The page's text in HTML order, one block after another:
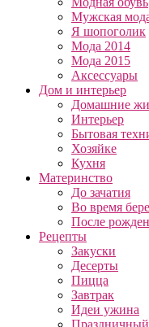
Мужская
Я шопоголик
Мода 2014
Мода 2015
Аксессуары
Дом и интерьер
Домашние
Интерьер
Бытовая
Хозяйке
Кухня
Материнство
До зачатия
Во время
После
Рецепты
Закуски
Десерты
Пицца
Завтрак
Идеи ужина